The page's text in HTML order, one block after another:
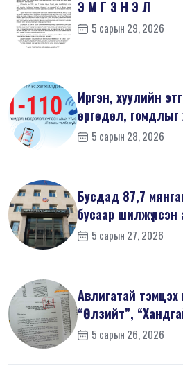
Э М Г Э Н Э Л
5 сарын 29, 2026
Иргэн, хуулийн
өргөдөл, гомдлыг
5 сарын 28, 2026
Бусдад 87,7
бусаар
5 сарын 27, 2026
Авлигатай тэмцэх
“Өлзийт”,
5 сарын 26, 2026